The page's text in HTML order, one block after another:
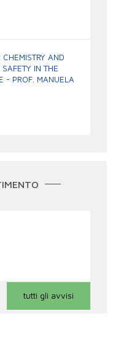
AND
IN THE
- PROF. MANUELA
tutti gli avvisi